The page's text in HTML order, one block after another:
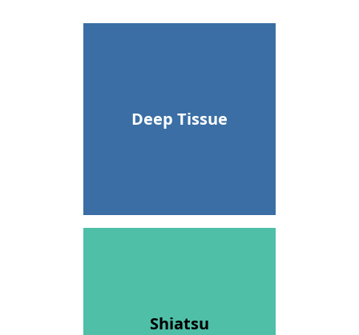
Deep Tissue
Shiatsu